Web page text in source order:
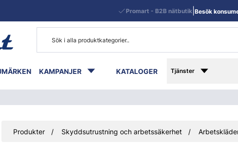
KAMPANJER KATALOGER Tjänster
Promart - B2B nätbutik Besök
Produkter Skyddsutrustning och arbetssäkerhet